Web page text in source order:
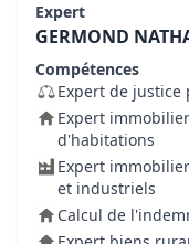
Expert
GERMOND
Compétences
Expert de justice
Expert
d'habitations
Expert
et industriels
Calcul de